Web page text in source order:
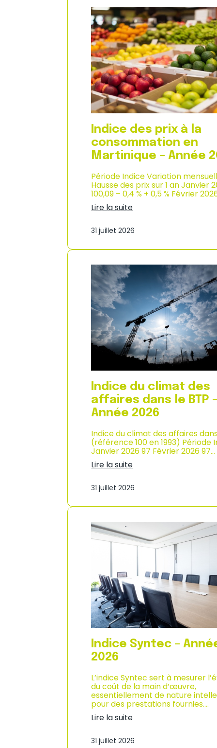
e
s
p
r
i
x
à
l
a
c
o
n
s
m
m
a
t
o
n
e
n
G
a
d
l
n
n
é
e
2
0
6
Indice des prix à la
consommation en
Martinique – Année
Période Indice Variation
Hausse des prix sur 1 an Janvier
100,09 – 0,4 % + 0,5 % Février
Lire la suite
n
i
e
s
r
i
x
à
l
a
o
n
s
o
m
m
t
i
o
e
M
r
i
i
q
–
A
n
n
é
e
2
2
31 juillet 2026
Indice du climat des
affaires dans le BTP –
Année 2026
Indice du climat des affaires
(référence 100 en 1993) Période
Janvier 2026 97 Février 2026 97…
Lire la suite
n
i
e
d
u
m
a
t
d
e
s
a
f
f
r
e
s
d
a
n
l
e
31 juillet 2026
Indice Syntec –
2026
L’indice Syntec sert à mesurer
du coût de la main d’œuvre,
essentiellement de nature
pour des prestations fournies.…
Lire la suite
n
31 juillet 2026